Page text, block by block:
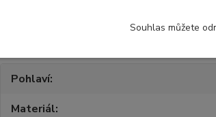
Pohlaví
Materiál
Souhlas můžete